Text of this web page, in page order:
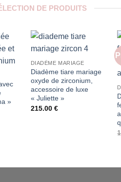
DE PRODUITS
»
DIADÈME MARIAGE
Diadème tiare mariage
oxyde de zirconium,
accessoire de luxe
« Juliette »
215.00 €